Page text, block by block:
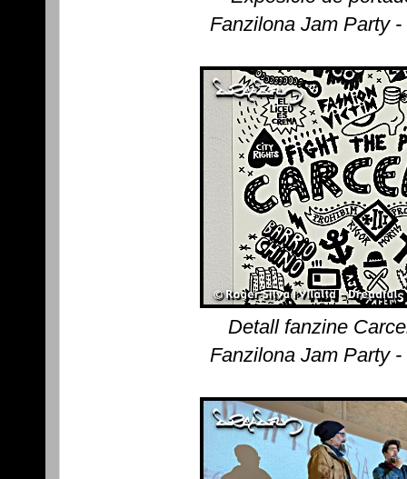
Fanzilona Jam Party
Detall fanzine
Fanzilona Jam Party